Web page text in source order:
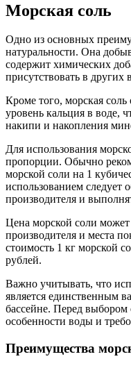
Морская соль
Одно из основных
натуральности. Она
содержит химических
присутствовать в других
Кроме того, морская
уровень кальция в воде,
накипи и накопления
Для использования
пропорции. Обычно
морской соли на 1
использованием следует
производителя и
Цена морской соли может
производителя и места
стоимость 1 кг морской
рублей.
Важно учитывать, что
является единственным
бассейне. Перед выбором
особенности воды и
Преимущества